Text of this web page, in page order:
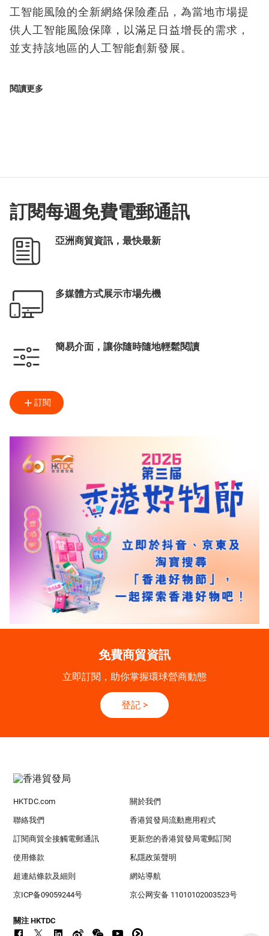
工智能風險的全新網絡保險產品，為當地市場提
供人工智能風險保障，以滿足日益增長的需求，
並支持該地區的人工智能創新發展。
閱讀更多
訂閱每週免費電郵通訊
亞洲商貿資訊，最快最新
多媒體方式展示市場先機
簡易介面，讓你隨時隨地輕鬆閱讀
訂閱
免費商貿資訊
立即訂閱，助你掌握環球營商動態
登記 >
HKTDC.com 關於我們
聯絡我們 香港貿發局流動應用程式
訂閱商貿全接觸電郵通訊 更新您的香港貿發局電郵訂閱
使用條款 私隱政策聲明
超連結條款及細則 網站導航
京ICP备09059244号 京公网安备 11010102003523号
關注 HKTDC